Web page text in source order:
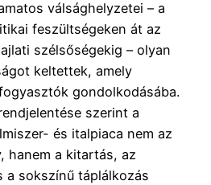
válság­helyzetei – a
feszültségeken át az
szélsőségekig – olyan
keltettek, amely
gondolkodásába.
szerint a
és italpiaca nem az
hanem a kitartás, az
a sokszínű táplálkozás